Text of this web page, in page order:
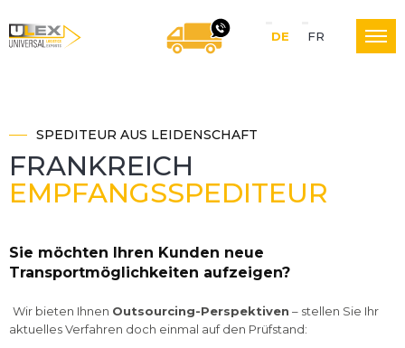
L
E
X
c
e
N
DE FR
SPEDITEUR AUS LEIDENSCHAFT
FRANKREICH
EMPFANGSSPEDITEUR
Sie möchten Ihren Kunden neue
Transportmöglichkeiten aufzeigen?
Wir bieten Ihnen Outsourcing-Perspektiven – stellen Sie Ihr
aktuelles Verfahren doch einmal auf den Prüfstand: